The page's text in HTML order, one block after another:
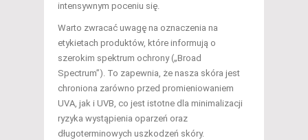
intensywnym poceniu się.
Warto zwracać uwagę na oznaczenia na
etykietach produktów, które informują o
szerokim spektrum ochrony („Broad
Spectrum”). To zapewnia, że nasza skóra jest
chroniona zarówno przed promieniowaniem
UVA, jak i UVB, co jest istotne dla minimalizacji
ryzyka wystąpienia oparzeń oraz
długoterminowych uszkodzeń skóry.